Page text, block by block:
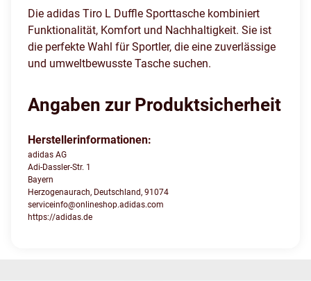
Die adidas Tiro L Duffle Sporttasche kombiniert
Funktionalität, Komfort und Nachhaltigkeit. Sie ist
die perfekte Wahl für Sportler, die eine zuverlässige
und umweltbewusste Tasche suchen.
Angaben zur Produktsicherheit
Herstellerinformationen:
adidas AG
Adi-Dassler-Str. 1
Bayern
Herzogenaurach, Deutschland, 91074
serviceinfo@onlineshop.adidas.com
https://adidas.de